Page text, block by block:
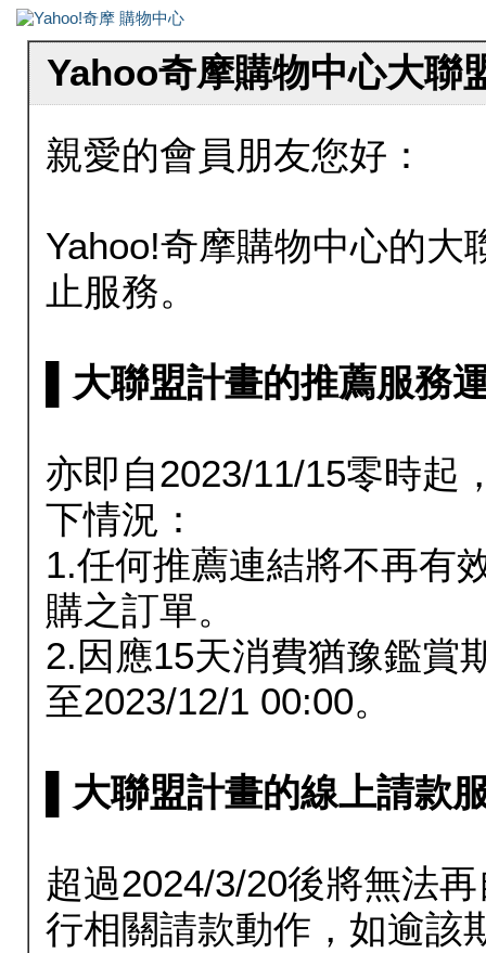
Yahoo奇摩購物中心大聯
親愛的會員朋友您好：
Yahoo!奇摩購物中心的大
止服務。
▌大聯盟計畫的推薦服務
亦即自2023/11/15零時起
下情況：
1.任何推薦連結將不再有
購之訂單。
2.因應15天消費猶豫鑑賞
至2023/12/1 00:00。
▌大聯盟計畫的線上請款
超過2024/3/20後將無法
行相關請款動作，如逾該